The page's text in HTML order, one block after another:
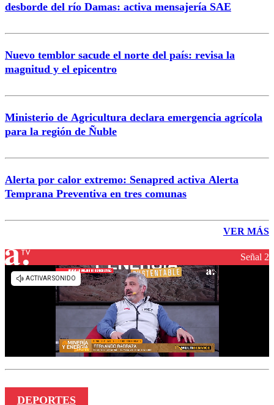
desborde del río Damas: activa mensajería SAE
Nuevo temblor sacude el norte del país: revisa la
magnitud y el epicentro
Ministerio de Agricultura declara emergencia agrícola
para la región de Ñuble
Alerta por calor extremo: Senapred activa Alerta
Temprana Preventiva en tres comunas
VER MÁS
Señal 2
DEPORTES